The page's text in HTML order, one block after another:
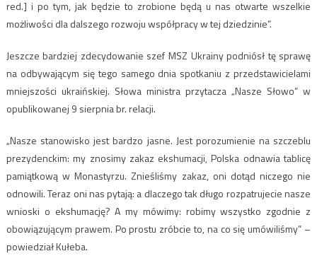
red.] i po tym, jak będzie to zrobione będą u nas otwarte wszelkie
możliwości dla dalszego rozwoju współpracy w tej dziedzinie”.
Jeszcze bardziej zdecydowanie szef MSZ Ukrainy podniósł tę sprawę
na odbywającym się tego samego dnia spotkaniu z przedstawicielami
mniejszości ukraińskiej. Słowa ministra przytacza „Nasze Słowo” w
opublikowanej 9 sierpnia br. relacji.
„Nasze stanowisko jest bardzo jasne. Jest porozumienie na szczeblu
prezydenckim: my znosimy zakaz ekshumacji, Polska odnawia tablicę
pamiątkową w Monastyrzu. Znieśliśmy zakaz, oni dotąd niczego nie
odnowili. Teraz oni nas pytają: a dlaczego tak długo rozpatrujecie nasze
wnioski o ekshumację? A my mówimy: robimy wszystko zgodnie z
obowiązującym prawem. Po prostu zróbcie to, na co się umówiliśmy” –
powiedział Kułeba.